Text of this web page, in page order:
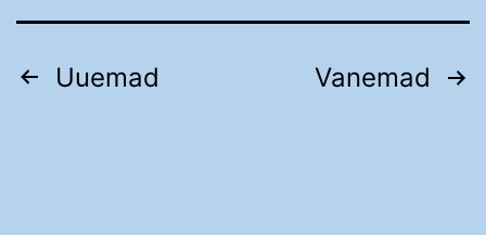
Postituste
Uuemad Vanemad